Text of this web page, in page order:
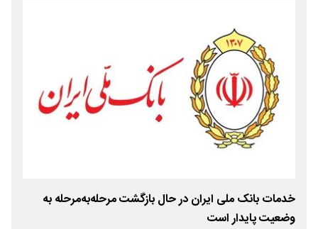
خدمات بانک ملی ایران در حال بازگشت مرحله‌به‌مرحله به
وضعیت پایدار است